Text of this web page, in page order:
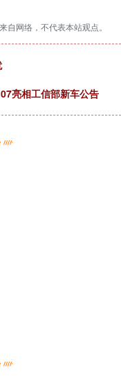
自网络，不代表本站观点。
亮相工信部新车公告